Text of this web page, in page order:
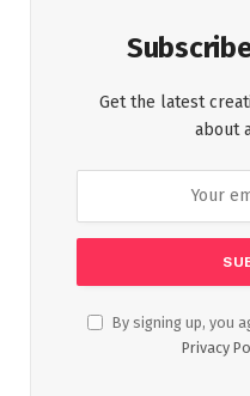
Get the latest
about
By signing up, you
Privacy